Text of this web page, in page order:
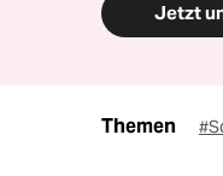
Jetzt
Themen